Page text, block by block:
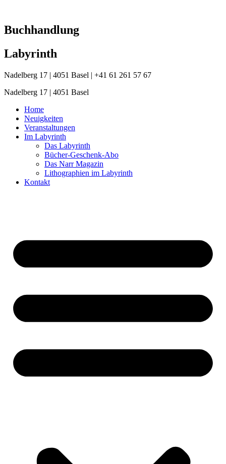
springen
Buchhandlung
Labyrinth
Nadelberg 17 | 4051 Basel | +41 61 261 57 67
Nadelberg 17 | 4051 Basel
Home
Neuigkeiten
Veranstaltungen
Im Labyrinth
Das Labyrinth
Bücher-Geschenk-Abo
Das Narr Magazin
Lithographien im Labyrinth
Kontakt